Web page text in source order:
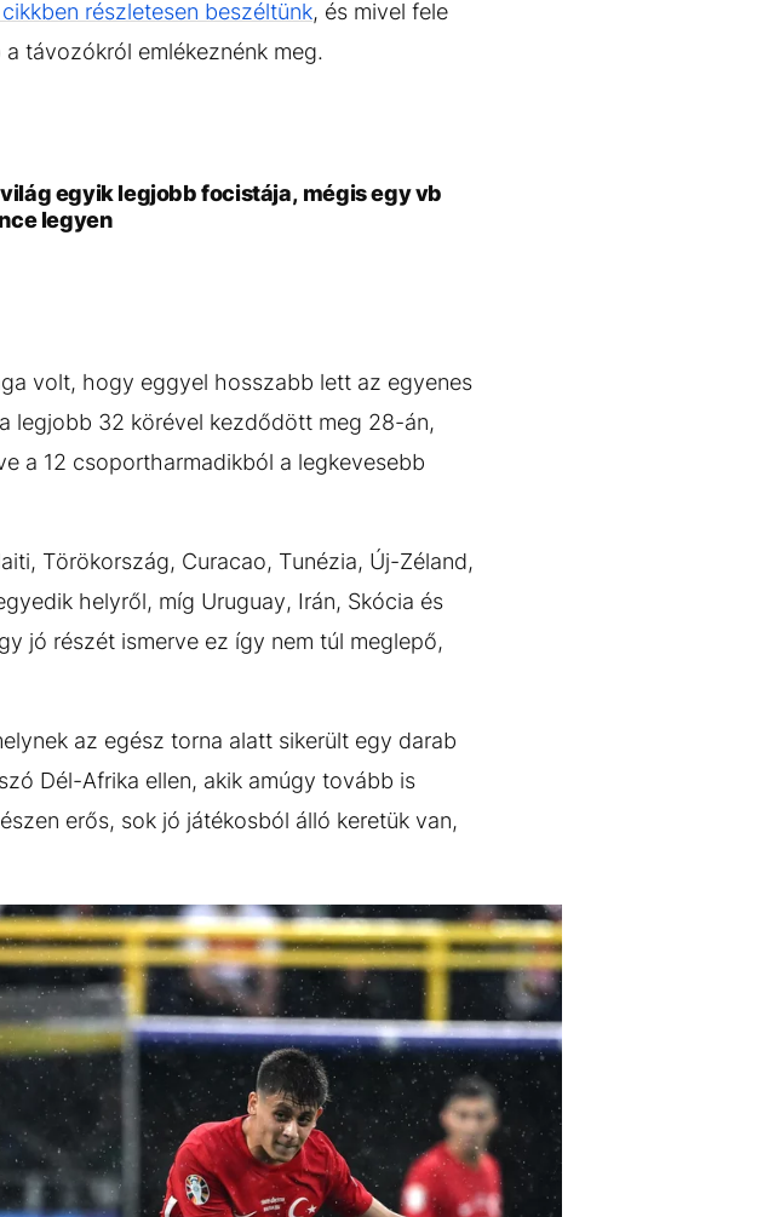
részletesen beszéltünk, és mivel fele
távozókról emlékeznénk meg.
egyik legjobb focistája, mégis egy vb
legyen
volt, hogy eggyel hosszabb lett az egyenes
legjobb 32 körével kezdődött meg 28-án,
a 12 csoportharmadikból a legkevesebb
Törökország, Curacao, Tunézia, Új-Zéland,
helyről, míg Uruguay, Irán, Skócia és
jó részét ismerve ez így nem túl meglepő,
az egész torna alatt sikerült egy darab
Dél-Afrika ellen, akik amúgy tovább is
erős, sok jó játékosból álló keretük van,